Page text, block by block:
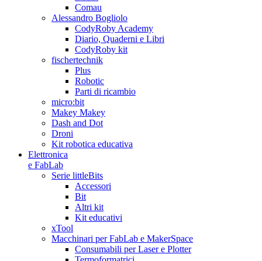
Comau
Alessandro Bogliolo
CodyRoby Academy
Diario, Quaderni e Libri
CodyRoby kit
fischertechnik
Plus
Robotic
Parti di ricambio
micro:bit
Makey Makey
Dash and Dot
Droni
Kit robotica educativa
Elettronica
e FabLab
Serie littleBits
Accessori
Bit
Altri kit
Kit educativi
xTool
Macchinari per FabLab e MakerSpace
Consumabili per Laser e Plotter